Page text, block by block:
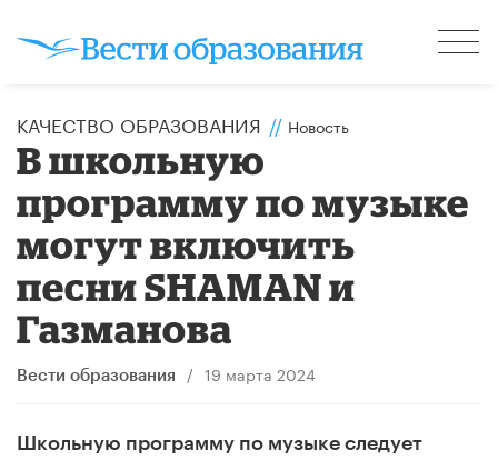
КАЧЕСТВО ОБРАЗОВАНИЯ // Новость
В школьную
программу по музыке
могут включить
песни SHAMAN и
Газманова
Вести образования / 19 марта 2024
Школьную программу по музыке следует